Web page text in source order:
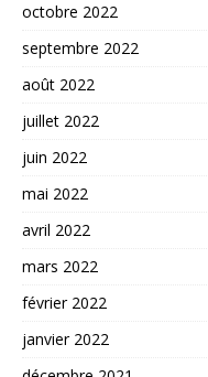
octobre 2022
septembre 2022
août 2022
juillet 2022
juin 2022
mai 2022
avril 2022
mars 2022
février 2022
janvier 2022